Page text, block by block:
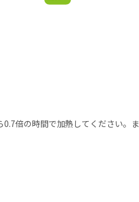
倍の時間で加熱してください。ま